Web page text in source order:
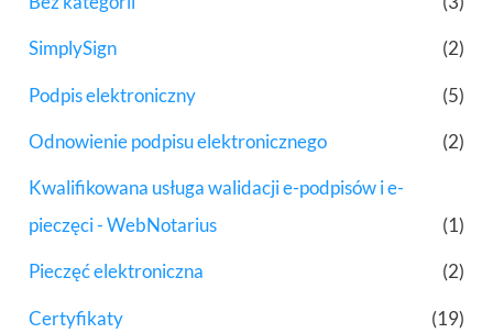
SimplySign (2)
Podpis elektroniczny (5)
Odnowienie podpisu elektronicznego (2)
Kwalifikowana usługa walidacji e-podpisów i e-
pieczęci - WebNotarius
(1)
Pieczęć elektroniczna (2)
Certyfikaty (19)